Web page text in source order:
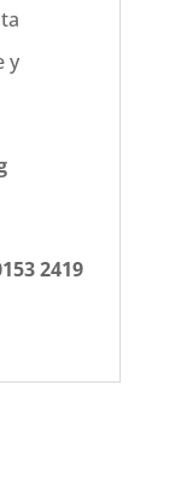
y
2419